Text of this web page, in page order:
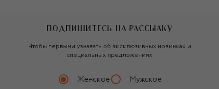
ПОДПИШИТЕСЬ НА РАССЫЛКУ
Чтобы первыми узнавать об эксклюзивных новинках и
специальных предложениях
Женское Мужское